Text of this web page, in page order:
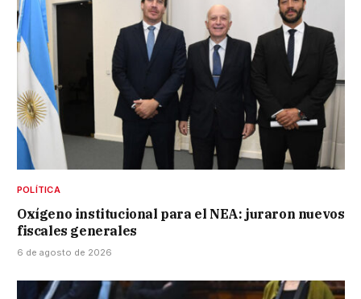
POLÍTICA
Oxígeno institucional para el NEA: juraron nuevos
fiscales generales
6 de agosto de 2026